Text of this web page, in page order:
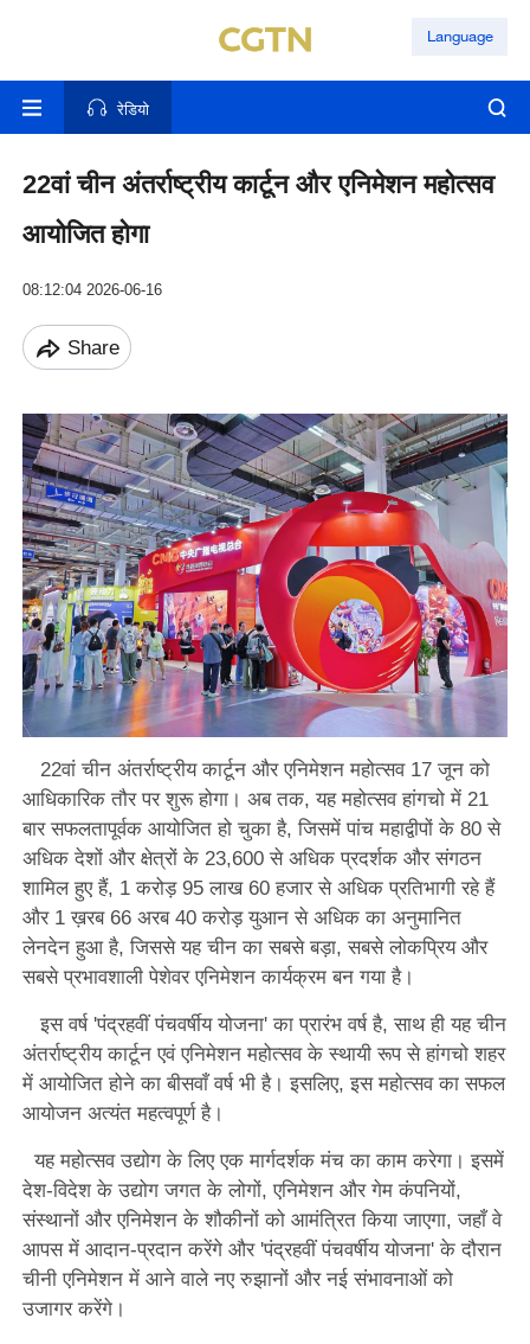
Language
रेडियो
22वां चीन अंतर्राष्ट्रीय कार्टून और एनिमेशन महोत्सव
आयोजित होगा
08:12:04 2026-06-16
Share
22वां चीन अंतर्राष्ट्रीय कार्टून और एनिमेशन महोत्सव 17 जून को
आधिकारिक तौर पर शुरू होगा। अब तक, यह महोत्सव हांगचो में 21
बार सफलतापूर्वक आयोजित हो चुका है, जिसमें पांच महाद्वीपों के 80 से
अधिक देशों और क्षेत्रों के 23,600 से अधिक प्रदर्शक और संगठन
शामिल हुए हैं, 1 करोड़ 95 लाख 60 हजार से अधिक प्रतिभागी रहे हैं
और 1 ख़रब 66 अरब 40 करोड़ युआन से अधिक का अनुमानित
लेनदेन हुआ है, जिससे यह चीन का सबसे बड़ा, सबसे लोकप्रिय और
सबसे प्रभावशाली पेशेवर एनिमेशन कार्यक्रम बन गया है।
इस वर्ष 'पंद्रहवीं पंचवर्षीय योजना' का प्रारंभ वर्ष है, साथ ही यह चीन
अंतर्राष्ट्रीय कार्टून एवं एनिमेशन महोत्सव के स्थायी रूप से हांगचो शहर
में आयोजित होने का बीसवाँ वर्ष भी है। इसलिए, इस महोत्सव का सफल
आयोजन अत्यंत महत्वपूर्ण है।
यह महोत्सव उद्योग के लिए एक मार्गदर्शक मंच का काम करेगा। इसमें
देश-विदेश के उद्योग जगत के लोगों, एनिमेशन और गेम कंपनियों,
संस्थानों और एनिमेशन के शौकीनों को आमंत्रित किया जाएगा, जहाँ वे
आपस में आदान-प्रदान करेंगे और 'पंद्रहवीं पंचवर्षीय योजना' के दौरान
चीनी एनिमेशन में आने वाले नए रुझानों और नई संभावनाओं को
उजागर करेंगे।